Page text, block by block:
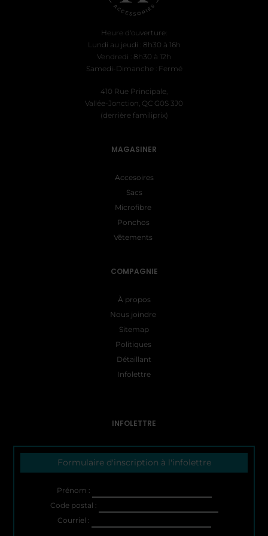
Heure d'ouverture:
Lundi au jeudi : 8h30 à 16h
Vendredi : 8h30 à 12h
Samedi-Dimanche : Fermé
410 Rue Principale,
Vallée-Jonction, QC G0S 3J0
(derrière familiprix)
MAGASINER
Accesoires
Sacs
Microfibre
Ponchos
Vêtements
COMPAGNIE
À propos
Nous joindre
Sitemap
Politiques
Détaillant
Infolettre
INFOLETTRE
Formulaire d'inscription à l'infolettre
Prénom :
Code postal :
Courriel :